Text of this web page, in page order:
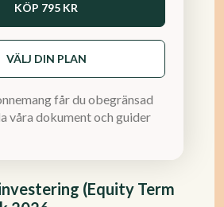
(Equity Term
KÖP 795 KR
VÄLJ DIN PLAN
får du obegränsad
våra dokument och guider